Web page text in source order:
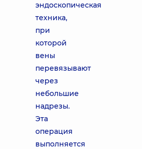
эндоскопическая
техника,
при
которой
вены
перевязывают
через
небольшие
надрезы.
Эта
операция
выполняется